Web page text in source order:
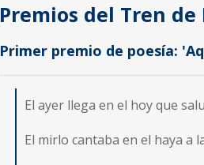
Premios del Tren de
Primer premio de poesía:
El ayer llega en el hoy que
El mirlo cantaba en el haya a